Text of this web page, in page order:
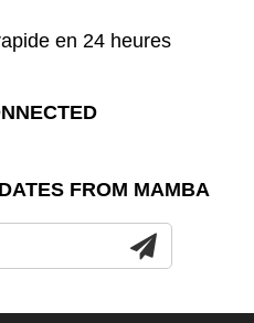
en 24 heures
FROM MAMBA